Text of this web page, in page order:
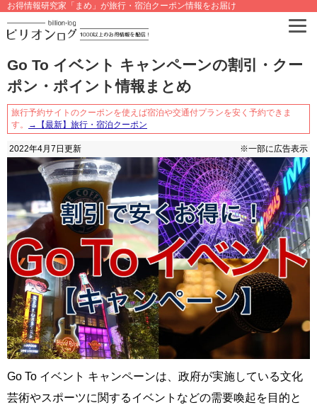
お得情報研究家「まめ」が旅行・宿泊クーポン情報をお届け
Go To イベント キャンペーンの割引・クー
ポン・ポイント情報まとめ
旅行予約サイトのクーポンを使えば宿泊や交通付プランを安く予約できま
す。
→【最新】旅行・宿泊クーポン
2022年4月7日 更新 ※一部に広告表示
Go To イベント キャンペーンは、政府が実施している文化
芸術やスポーツに関するイベントなどの需要喚起を目的と